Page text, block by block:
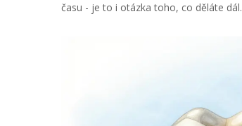
času - je to i otázka toho, co děláte dál.